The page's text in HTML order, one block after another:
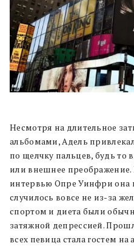
Несмотря на длительное
альбомами, Адель
по щелчку пальцев, будь то
или внешнее преображение.
интервью Опре Уинфри она
случилось вовсе не из-за
спортом и диета были
затяжной депрессией.
всех певица стала гостем